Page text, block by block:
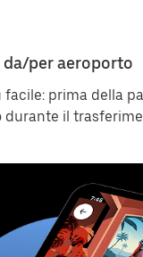
per aeroporto
facile: prima della
durante il